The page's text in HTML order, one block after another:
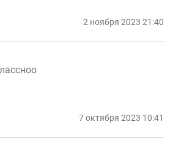
2 ноября 2023 21:40
7 октября 2023 10:41